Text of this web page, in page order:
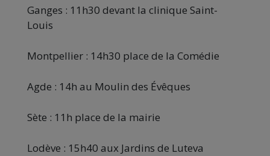
Ganges : 11h30 devant la clinique Saint-
Louis
Montpellier : 14h30 place de la Comédie
Agde : 14h au Moulin des Évêques
Sète : 11h place de la mairie
Lodève : 15h40 aux Jardins de Luteva